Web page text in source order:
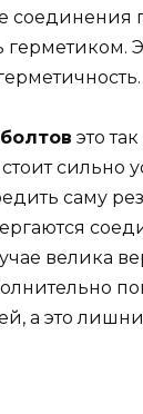
соединения
герметиком.
это
сильно
саму
велика
а это